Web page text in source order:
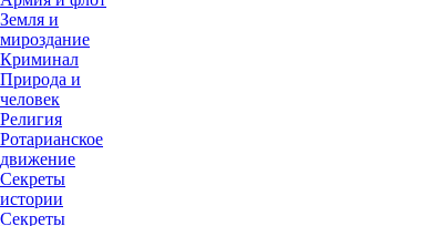
Земля и
мироздание
Криминал
Природа и
человек
Религия
Ротарианское
движение
Секреты
истории
Секреты